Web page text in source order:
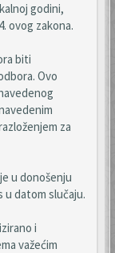
godini,
ovog zakona.
biti
Ovo
za
u donošenju
u datom slučaju.
i
važećim